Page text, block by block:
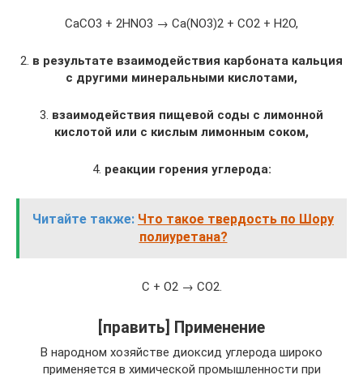
CaCO3 + 2HNO3 → Ca(NO3)2 + CO2 + H2O,
2. в результате взаимодействия карбоната кальция
с другими минеральными кислотами,
3. взаимодействия пищевой соды с лимонной
кислотой или с кислым лимонным соком,
4. реакции горения углерода:
Читайте также: Что такое твердость по Шору
полиуретана?
С + O2 → CO2.
[править] Применение
В народном хозяйстве диоксид углерода широко
применяется в химической промышленности при